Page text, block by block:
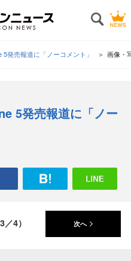
発売報道に「ノーコメント」 画像・
5発売報道に「ノー
／4） 次へ